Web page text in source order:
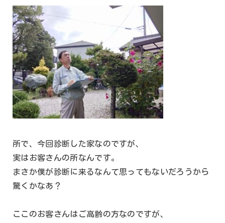
所で、今回診断した家なのですが、
実はお客さんの所なんです。
まさか僕が診断に来るなんて思ってもないだろうから
驚くかなあ？
ここのお客さんはご高齢の方なのですが、